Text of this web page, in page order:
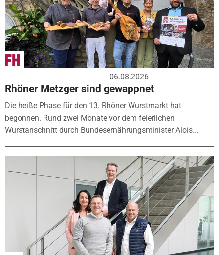
06.08.2026
Rhöner Metzger sind gewappnet
Die heiße Phase für den 13. Rhöner Wurstmarkt hat
begonnen. Rund zwei Monate vor dem feierlichen
Wurstanschnitt durch Bundesernährungsminister Alois...